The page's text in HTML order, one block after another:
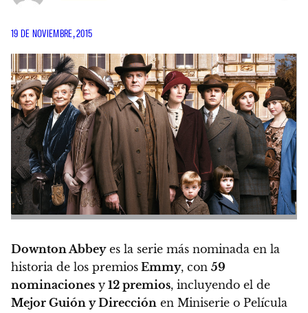
19 DE NOVIEMBRE, 2015
Downton Abbeyes la serie más nominada en la
historia de los premios Emmy, con 59
nominaciones y 12 premios, incluyendo el de
Mejor Guión y Dirección en Miniserie o Película